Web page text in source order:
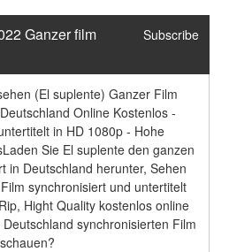
Ganzer film
Subscribe
(El suplente) Ganzer Film
Online Kostenlos -
in HD 1080p - Hohe
Sie El suplente den ganzen
in Deutschland herunter, Sehen
synchronisiert und untertitelt
Hight Quality kostenlos online
synchronisierten Film